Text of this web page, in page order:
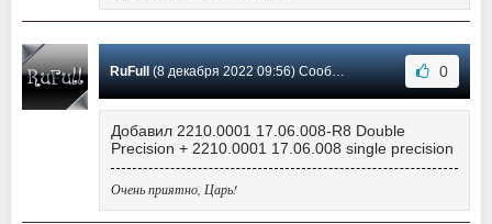
RuFull (8 декабря 2022 09:56) Сообщение #13 0
Добавил 2210.0001 17.06.008-R8 Double
Precision + 2210.0001 17.06.008 single precision
Очень приятно, Царь!